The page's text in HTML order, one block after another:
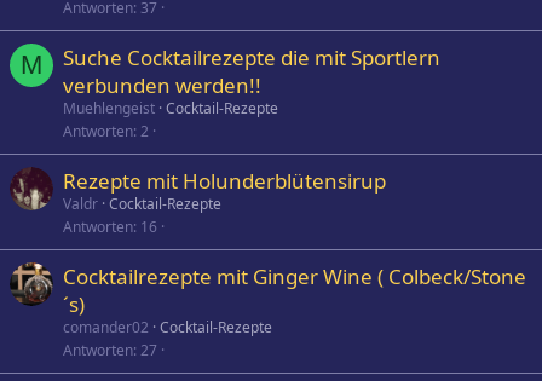
Antworten 37
M
Suche Cocktailrezepte die mit Sportlern
verbunden werden!!
Muehlengeist Cocktail-Rezepte
Antworten 2
Rezepte mit Holunderblütensirup
Valdr Cocktail-Rezepte
Antworten 16
Cocktailrezepte mit Ginger Wine ( Colbeck/Stone
´s)
comander02 Cocktail-Rezepte
Antworten 27